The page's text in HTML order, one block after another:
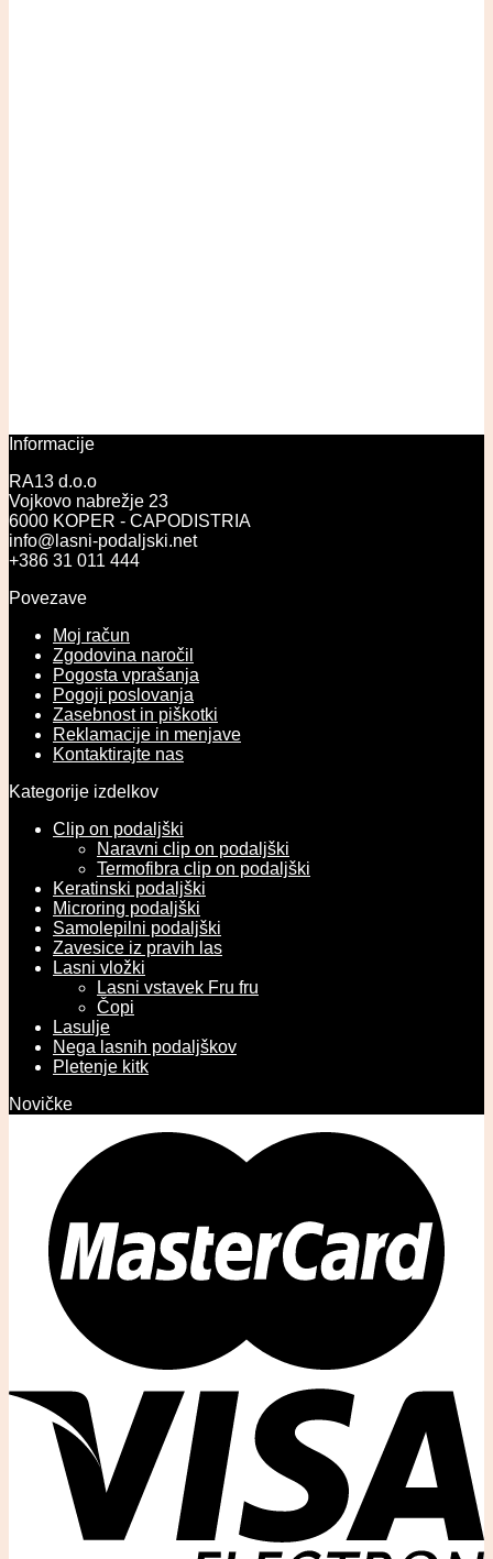
Informacije
RA13 d.o.o
Vojkovo nabrežje 23
6000 KOPER - CAPODISTRIA
info@lasni-podaljski.net
+386 31 011 444
Povezave
Moj račun
Zgodovina naročil
Pogosta vprašanja
Pogoji poslovanja
Zasebnost in piškotki
Reklamacije in menjave
Kontaktirajte nas
Kategorije izdelkov
Clip on podaljški
Naravni clip on podaljški
Termofibra clip on podaljški
Keratinski podaljški
Microring podaljški
Samolepilni podaljški
Zavesice iz pravih las
Lasni vložki
Lasni vstavek Fru fru
Čopi
Lasulje
Nega lasnih podaljškov
Pletenje kitk
Novičke